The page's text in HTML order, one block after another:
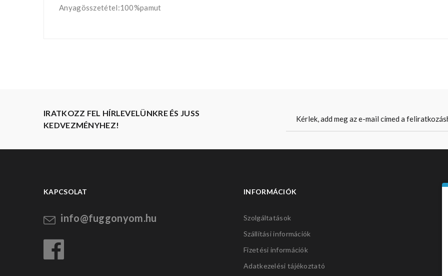
Anyagösszetétel:100%pamut
IRATKOZZ FEL HÍRLEVELÜNKRE ÉS JUSS
KEDVEZMÉNYHEZ!
KAPCSOLAT
info@fuggonyom.hu
INFORMÁCIÓK
Szolgáltatások
Szállítási információk
Fizetési információk
Adatkezelési tájékoztató